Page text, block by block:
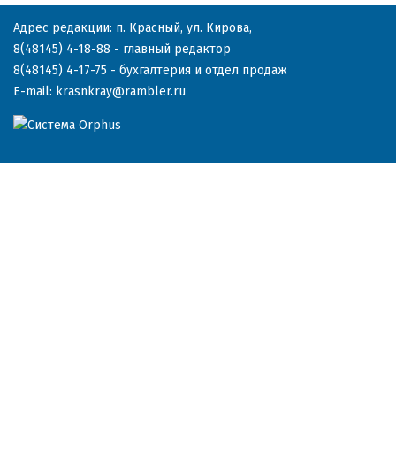
Адрес редакции: п. Красный, ул. Кирова,
8(48145) 4-18-88 - главный редактор
8(48145) 4-17-75 - бухгалтерия и отдел продаж
E-mail: krasnkray@rambler.ru